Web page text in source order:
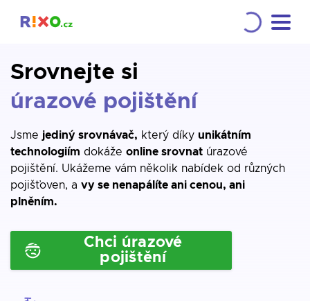
Srovnejte si
úrazové pojištění
Jsme jediný srovnávač, který díky unikátním
technologiím dokáže online srovnat úrazové
pojištění. Ukážeme vám několik nabídek od různých
pojišťoven, a vy se nenapálíte ani cenou, ani
plněním.
Chci úrazové
pojištění